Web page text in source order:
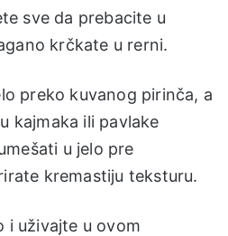
sve da prebacite u
krčkate u rerni.
preko kuvanog pirinča, a
kajmaka ili pavlake
u jelo pre
kremastiju teksturu.
i uživajte u ovom